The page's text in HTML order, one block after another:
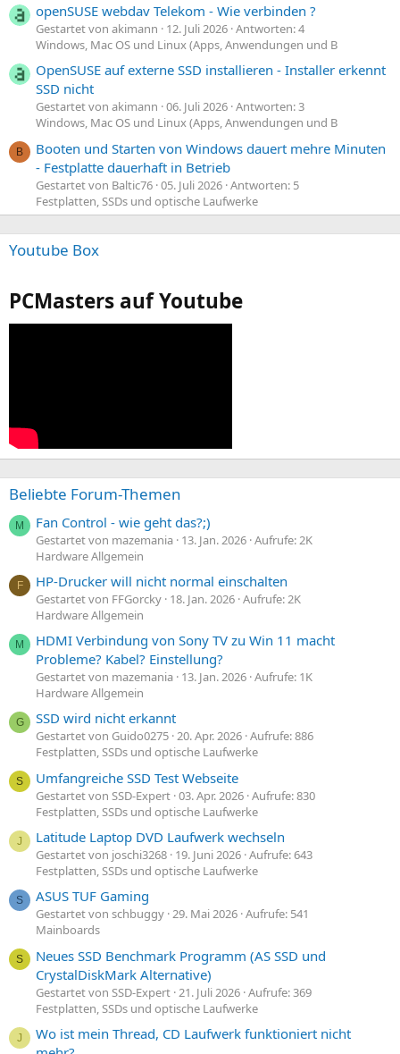
openSUSE webdav Telekom - Wie verbinden ?
Gestartet von akimann 12. Juli 2026 Antworten: 4
Windows, Mac OS und Linux (Apps, Anwendungen und B
OpenSUSE auf externe SSD installieren - Installer erkennt
SSD nicht
Gestartet von akimann 06. Juli 2026 Antworten: 3
Windows, Mac OS und Linux (Apps, Anwendungen und B
B
Booten und Starten von Windows dauert mehre Minuten
- Festplatte dauerhaft in Betrieb
Gestartet von Baltic76 05. Juli 2026 Antworten: 5
Festplatten, SSDs und optische Laufwerke
Youtube Box
PCMasters auf Youtube
Beliebte Forum-Themen
M Fan Control - wie geht das?;)
Gestartet von mazemania 13. Jan. 2026 Aufrufe: 2K
Hardware Allgemein
F HP-Drucker will nicht normal einschalten
Gestartet von FFGorcky 18. Jan. 2026 Aufrufe: 2K
Hardware Allgemein
M
HDMI Verbindung von Sony TV zu Win 11 macht
Probleme? Kabel? Einstellung?
Gestartet von mazemania 13. Jan. 2026 Aufrufe: 1K
Hardware Allgemein
G SSD wird nicht erkannt
Gestartet von Guido0275 20. Apr. 2026 Aufrufe: 886
Festplatten, SSDs und optische Laufwerke
S Umfangreiche SSD Test Webseite
Gestartet von SSD-Expert 03. Apr. 2026 Aufrufe: 830
Festplatten, SSDs und optische Laufwerke
J Latitude Laptop DVD Laufwerk wechseln
Gestartet von joschi3268 19. Juni 2026 Aufrufe: 643
Festplatten, SSDs und optische Laufwerke
S ASUS TUF Gaming
Gestartet von schbuggy 29. Mai 2026 Aufrufe: 541
Mainboards
S
Neues SSD Benchmark Programm (AS SSD und
CrystalDiskMark Alternative)
Gestartet von SSD-Expert 21. Juli 2026 Aufrufe: 369
Festplatten, SSDs und optische Laufwerke
J
Wo ist mein Thread, CD Laufwerk funktioniert nicht